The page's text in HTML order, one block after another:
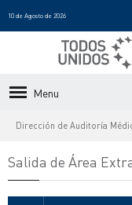
10 de Agosto de 2026
Menu
Dirección de Auditoría
Salida de Área